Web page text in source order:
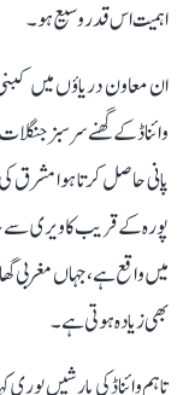
اہمیت اس قدر وسیع ہو۔
ان معاون دریاؤں میں
وائناڈ کے گھنے سرسبز
پانی حاصل کرتا ہوا مشرق
پورہ کے قریب کاویری سے
بھی زیادہ ہوتی ہے۔
تاہم وائناڈ کی بارشیں